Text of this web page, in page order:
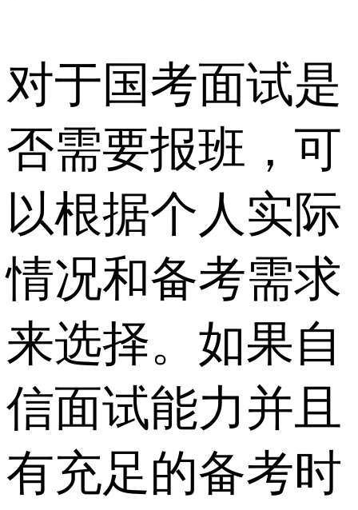
对于国考面试是
否需要报班，可
以根据个人实际
情况和备考需求
来选择。如果自
信面试能力并且
有充足的备考时